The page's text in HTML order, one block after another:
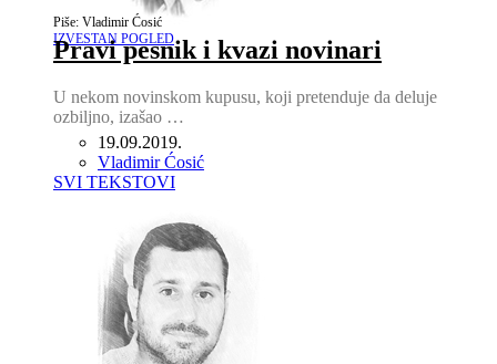
Piše: Vladimir Ćosić
IZVESTAN POGLED
Pravi pesnik i kvazi novinari
U nekom novinskom kupusu, koji pretenduje da deluje
ozbiljno, izašao …
19.09.2019.
Author
Vladimir Ćosić
SVI TEKSTOVI